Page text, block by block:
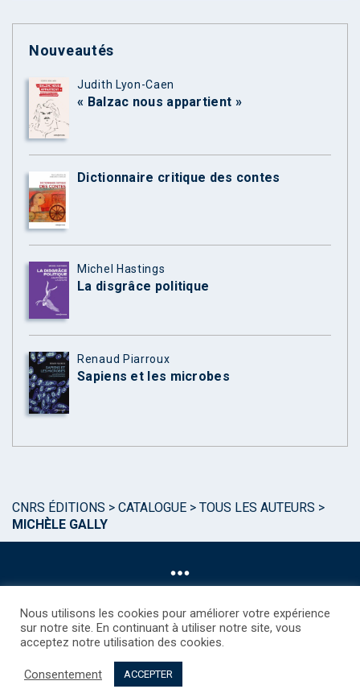
Nouveautés
Judith Lyon-Caen
« Balzac nous appartient »
Dictionnaire critique des contes
Michel Hastings
La disgrâce politique
Renaud Piarroux
Sapiens et les microbes
CNRS ÉDITIONS > CATALOGUE > TOUS LES AUTEURS >
MICHÈLE GALLY
©CNRS EDITIONS 2025
Droits étrangers / Foreign rights
Nous utilisons les cookies pour améliorer votre expérience
sur notre site. En continuant à utiliser notre site, vous
acceptez notre utilisation des cookies.
Consentement ACCEPTER